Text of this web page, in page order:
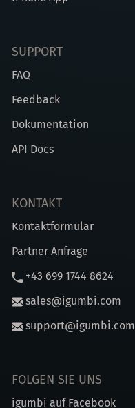
SUPPORT
FAQ
Feedback
Dokumentation
API Docs
KONTAKT
Kontaktformular
Partner Anfrage
+43 699 1744 8624
sales@igumbi.com
support@igumbi.com
FOLGEN SIE UNS
igumbi auf Facebook